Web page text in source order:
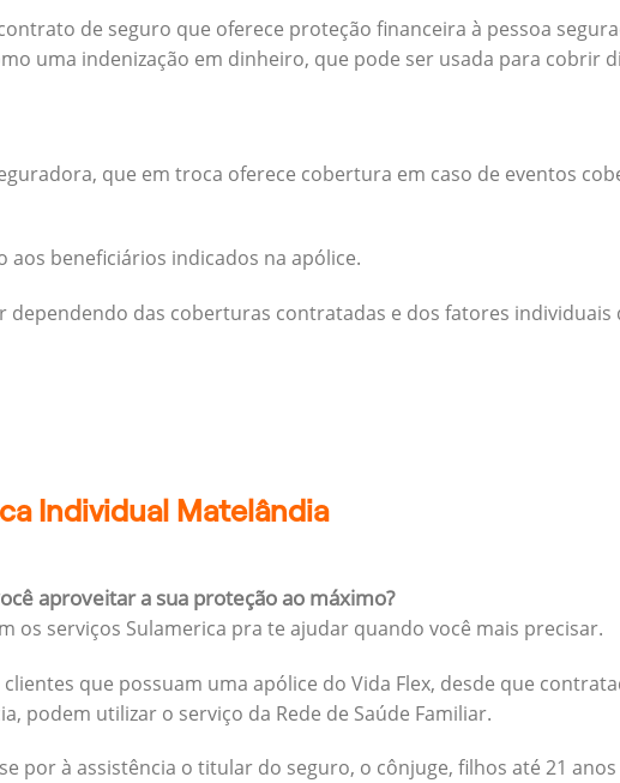
de seguro que oferece proteção financeira à pessoa
uma indenização em dinheiro, que pode ser usada para cobrir
que em troca oferece cobertura em caso de eventos
aos beneficiários indicados na apólice.
dependendo das coberturas contratadas e dos fatores individuais
Individual Matelândia
aproveitar a sua proteção ao máximo?
os serviços Sulamerica pra te ajudar quando você mais precisar.
que possuam uma apólice do Vida Flex, desde que
podem utilizar o serviço da Rede de Saúde Familiar.
por à assistência o titular do seguro, o cônjuge, filhos até 21 anos